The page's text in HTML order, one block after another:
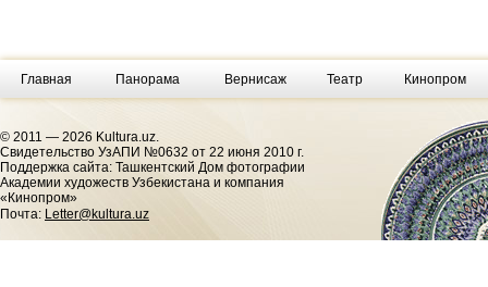
Главная Панорама Вернисаж Театр Кинопром
© 2011 — 2026 Kultura.uz.
Cвидетельство УзАПИ №0632 от 22 июня 2010 г.
Поддержка сайта: Ташкентский Дом фотографии
Академии художеств Узбекистана и компания
«Кинопром»
Почта: Letter@kultura.uz